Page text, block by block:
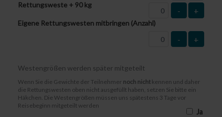
Rettungsweste + 90 kg
- +
Eigene Rettungswesten mitbringen (Anzahl)
- +
Westengrößen werden später mitgeteilt
Wenn Sie die Gewichte der Teilnehmer noch nicht kennen und daher
die Rettungswesten oben nicht ausgefüllt haben, setzen Sie bitte ein
Häkchen. Die Westengrößen müssen uns spätestens 3 Tage vor
Reisebeginn mitgeteilt werden
Ja